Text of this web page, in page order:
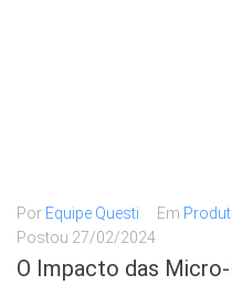
Por Equipe Questi Em
Postou 27/02/2024
O Impacto das